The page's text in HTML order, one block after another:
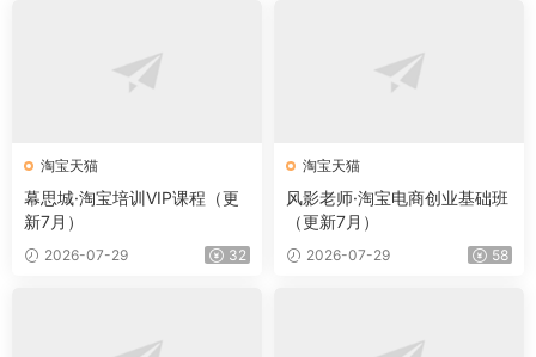
淘宝天猫
幕思城·淘宝培训VIP课程（更
新7月）
2026-07-29 32
淘宝天猫
风影老师·淘宝电商创业基础班
（更新7月）
2026-07-29 58